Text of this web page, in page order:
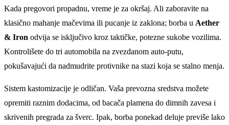
Kada pregovori propadnu, vreme je za okršaj. Ali zaboravite na
klasično mahanje mačevima ili pucanje iz zaklona; borba u Aether
& Iron odvija se isključivo kroz taktičke, potezne sukobe vozilima.
Kontrolišete do tri automobila na zvezdanom auto-putu,
pokušavajući da nadmudrite protivnike na stazi koja se stalno menja.
Sistem kastomizacije je odličan. Vaša prevozna sredstva možete
opremiti raznim dodacima, od bacača plamena do dimnih zavesa i
skrivenih pregrada za šverc. Ipak, borba ponekad deluje previše lako